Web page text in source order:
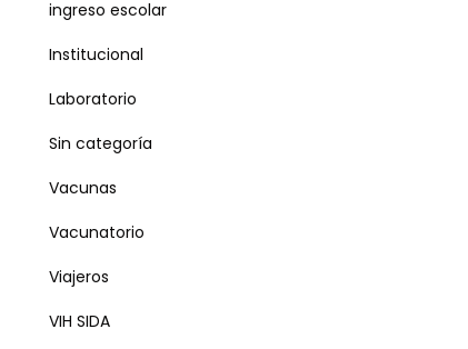
ingreso escolar
Institucional
Laboratorio
Sin categoría
Vacunas
Vacunatorio
Viajeros
VIH SIDA